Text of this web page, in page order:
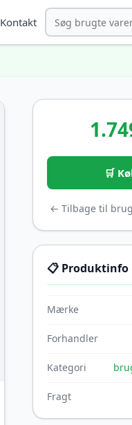
Kontakt Søg
🛒
← Tilbage til
📋 Produktinfo
Mærke
Forhandler
Kategori
Fragt